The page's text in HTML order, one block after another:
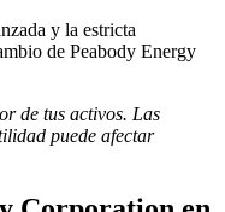
y la estricta
de Peabody Energy
de tus activos. Las
puede afectar